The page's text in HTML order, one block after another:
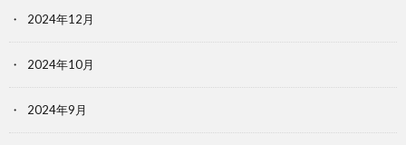
2024年12月
2024年10月
2024年9月